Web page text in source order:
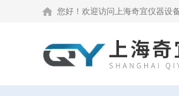
您好！欢迎访问上海奇宜仪器设